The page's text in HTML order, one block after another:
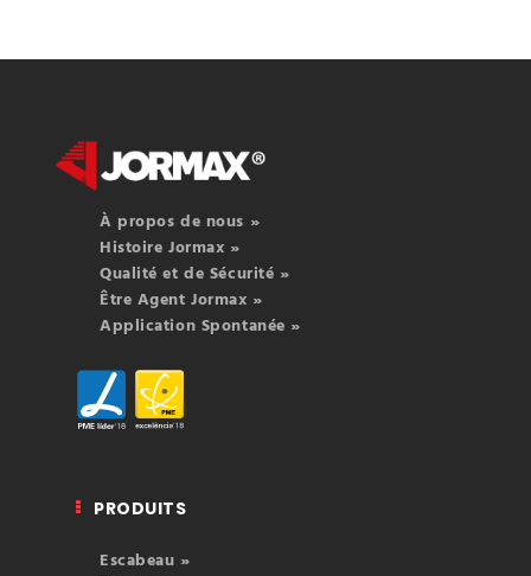
À propos de nous »
Histoire Jormax »
Qualité et de Sécurité »
Être Agent Jormax »
Application Spontanée »
PRODUITS
Escabeau »